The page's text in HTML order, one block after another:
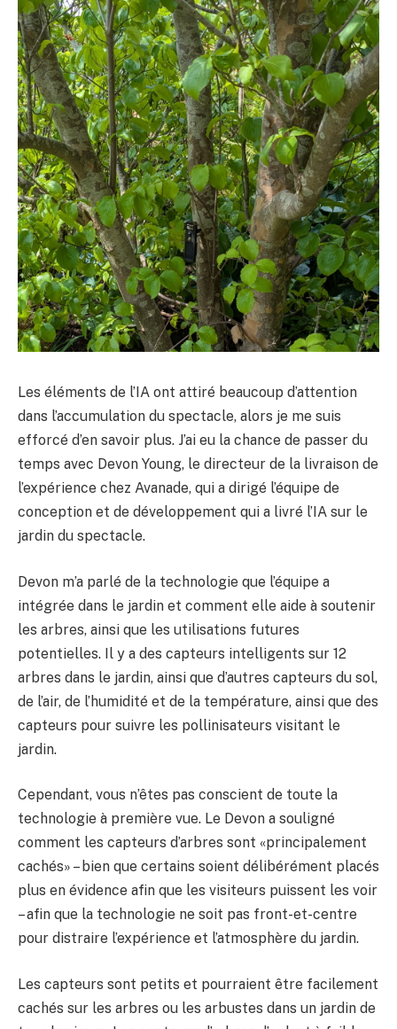
Les éléments de l’IA ont attiré beaucoup d’attention
dans l’accumulation du spectacle, alors je me suis
efforcé d’en savoir plus. J’ai eu la chance de passer du
temps avec Devon Young, le directeur de la livraison de
l’expérience chez Avanade, qui a dirigé l’équipe de
conception et de développement qui a livré l’IA sur le
jardin du spectacle.
Devon m’a parlé de la technologie que l’équipe a
intégrée dans le jardin et comment elle aide à soutenir
les arbres, ainsi que les utilisations futures
potentielles. Il y a des capteurs intelligents sur 12
arbres dans le jardin, ainsi que d’autres capteurs du sol,
de l’air, de l’humidité et de la température, ainsi que des
capteurs pour suivre les pollinisateurs visitant le
jardin.
Cependant, vous n’êtes pas conscient de toute la
technologie à première vue. Le Devon a souligné
comment les capteurs d’arbres sont «principalement
cachés» – bien que certains soient délibérément placés
plus en évidence afin que les visiteurs puissent les voir
– afin que la technologie ne soit pas front-et-centre
pour distraire l’expérience et l’atmosphère du jardin.
Les capteurs sont petits et pourraient être facilement
cachés sur les arbres ou les arbustes dans un jardin de